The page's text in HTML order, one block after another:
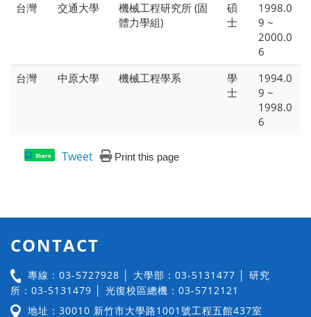
台灣
交通大學
機械工程研究所 (固
體力學組)
碩
士
1998.0
9 ~
2000.0
6
台灣
中原大學 機械工程學系
學
士
1994.0
9 ~
1998.0
6
Share Tweet Print this page
CONTACT
專線：03-5727928 │ 大學部：03-5131477 │ 研究
所：03-5131479 │ 光復校區總機：03-5712121
地址：30010 新竹市大學路1001號工程五館437室